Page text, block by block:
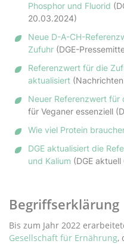
Phosphor und Fluorid
20.03.2024)
Neue D-A-CH-
Zufuhr (DGE-
Referenzwert für die
aktualisiert
Neuer Referenzwert für
für Veganer essenziell
Wie viel Protein
DGE aktualisiert die
und Kalium (DGE
Begriffserklärung
Bis zum Jahr 2022
Gesellschaft für Ernährung,